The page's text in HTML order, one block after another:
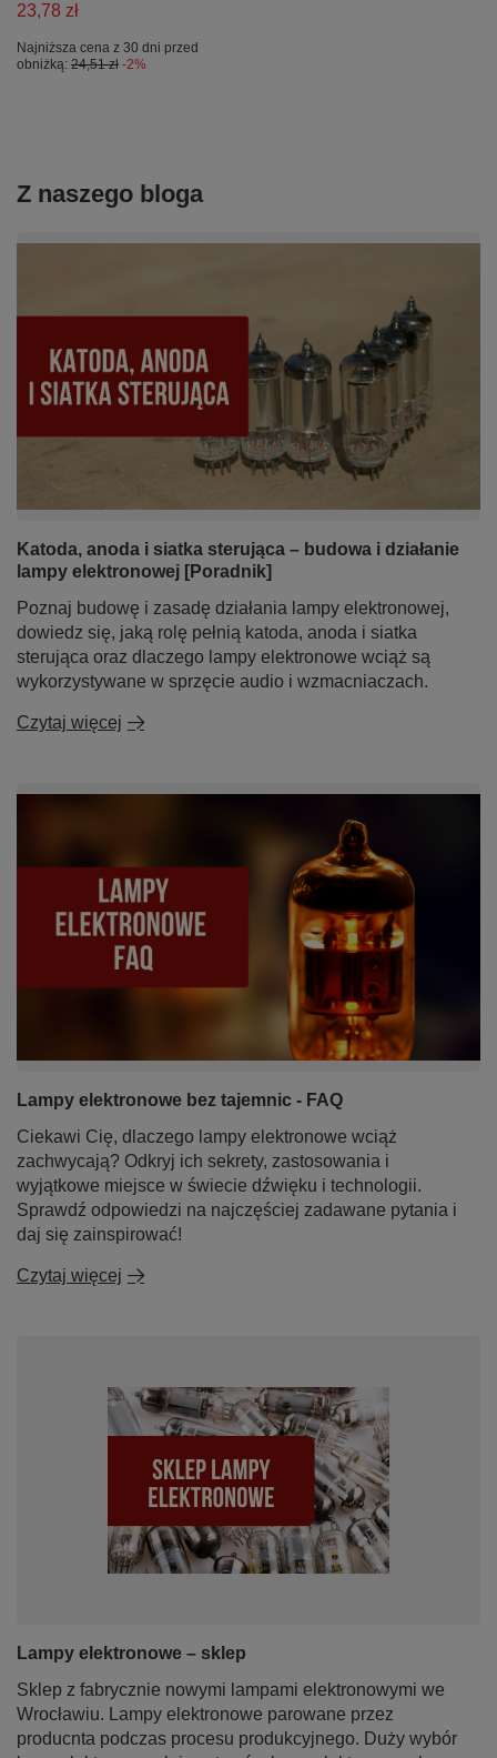
23,78 zł
Najniższa cena z 30 dni przed
obniżką: 24,51 zł -2%
Z naszego bloga
Katoda, anoda i siatka sterująca – budowa i działanie
lampy elektronowej [Poradnik]
Poznaj budowę i zasadę działania lampy elektronowej,
dowiedz się, jaką rolę pełnią katoda, anoda i siatka
sterująca oraz dlaczego lampy elektronowe wciąż są
wykorzystywane w sprzęcie audio i wzmacniaczach.
Czytaj więcej
Lampy elektronowe bez tajemnic - FAQ
Ciekawi Cię, dlaczego lampy elektronowe wciąż
zachwycają? Odkryj ich sekrety, zastosowania i
wyjątkowe miejsce w świecie dźwięku i technologii.
Sprawdź odpowiedzi na najczęściej zadawane pytania i
daj się zainspirować!
Czytaj więcej
Lampy elektronowe – sklep
Sklep z fabrycznie nowymi lampami elektronowymi we
Wrocławiu. Lampy elektronowe parowane przez
producnta podczas procesu produkcyjnego. Duży wybór